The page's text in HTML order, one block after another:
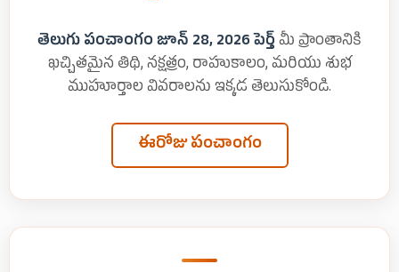
తెలుగు పంచాంగం జూన్ 28, 2026 పెర్త్ మీ ప్రాంతానికి
ఖచ్చితమైన తిథి, నక్షత్రం, రాహుకాలం, మరియు శుభ
ముహూర్తాల వివరాలను ఇక్కడ తెలుసుకోండి.
ఈరోజు పంచాంగం